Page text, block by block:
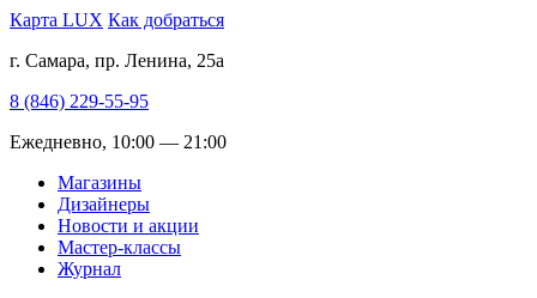
Карта LUX Как добраться
г. Самара, пр. Ленина, 25а
8 (846) 229-55-95
Ежедневно, 10:00 — 21:00
Магазины
Дизайнеры
Новости и акции
Мастер-классы
Журнал